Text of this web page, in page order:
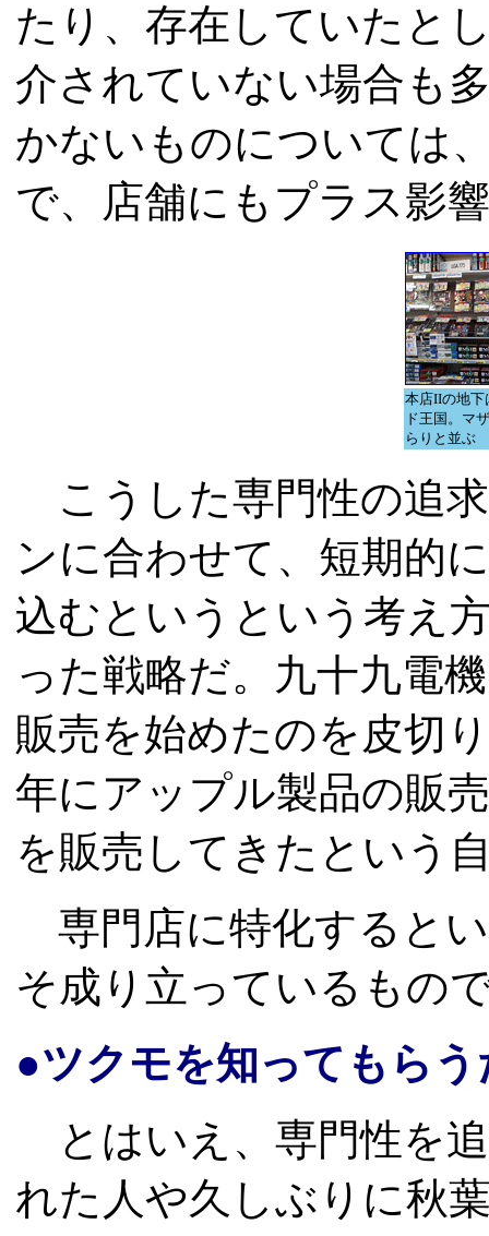
たり、存在していたと
介されていない場合も
かないものについては
で、店舗にもプラス影
本店IIの地下
ド王国。マ
らりと並ぶ
こうした専門性の追
ンに合わせて、短期的
込むというという考え
った戦略だ。九十九電
販売を始めたのを皮切
年にアップル製品の販
を販売してきたという
専門店に特化すると
そ成り立っているもの
●ツクモを知ってもら
とはいえ、専門性を
れた人や久しぶりに秋